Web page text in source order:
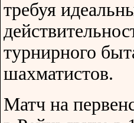
требуя
турнирного
шахматистов.
Матч на